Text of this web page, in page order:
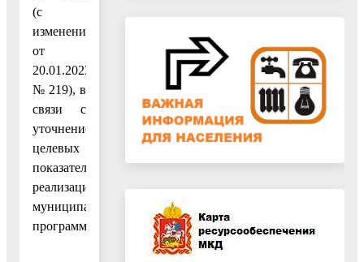
(с
изменением
от
20.01.2023
№ 219), в
связи с
уточнением
целевых
показателей
реализации
муниципальной
программы